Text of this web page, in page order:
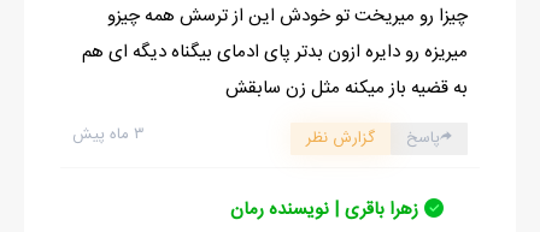
چیزا رو میریخت تو خودش این از ترسش همه چیزو
میریزه رو دایره ازون بدتر پای ادمای بیگناه دیگه ای هم
به قضیه باز میکنه مثل زن سابقش
۳ ماه پیش پاسخ گزارش نظر
زهرا باقری | نویسنده رمان